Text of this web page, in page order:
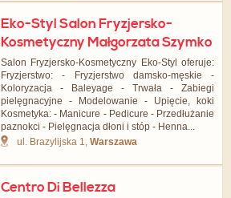
Eko-Styl Salon Fryzjersko-
Kosmetyczny Małgorzata Szymko
Salon Fryzjersko-Kosmetyczny Eko-Styl oferuje:
Fryzjerstwo: - Fryzjerstwo damsko-męskie -
Koloryzacja - Baleyage - Trwała - Zabiegi
pielęgnacyjne - Modelowanie - Upięcie, koki
Kosmetyka: - Manicure - Pedicure - Przedłużanie
paznokci - Pielęgnacja dłoni i stóp - Henna...
ul. Brazylijska 1,Warszawa
Centro Di Bellezza